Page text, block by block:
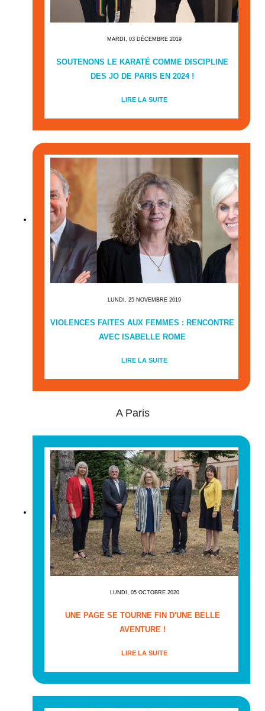
MARDI, 03 DÉCEMBRE 2019
SOUTENONS LE KARATÉ COMME DISCIPLINE
DES JO DE PARIS EN 2024 !
LIRE LA SUITE
LUNDI, 25 NOVEMBRE 2019
VIOLENCES FAITES AUX FEMMES : RENCONTRE
AVEC ISABELLE ROME
LIRE LA SUITE
A Paris
LUNDI, 05 OCTOBRE 2020
UNE PAGE SE TOURNE FIN D'UNE BELLE
AVENTURE !
LIRE LA SUITE